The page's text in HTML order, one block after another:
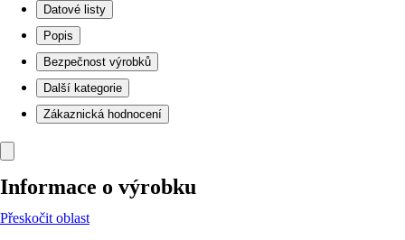
Datové listy
Popis
Bezpečnost výrobků
Další kategorie
Zákaznická hodnocení
Informace o výrobku
Přeskočit oblast